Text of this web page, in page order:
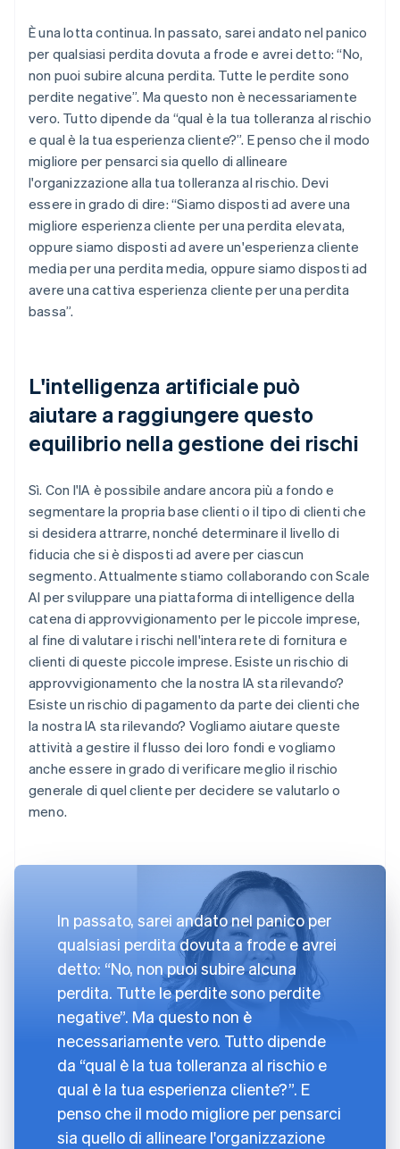
È una lotta continua. In passato, sarei andato nel panico
per qualsiasi perdita dovuta a frode e avrei detto: “No,
non puoi subire alcuna perdita. Tutte le perdite sono
perdite negative”. Ma questo non è necessariamente
vero. Tutto dipende da “qual è la tua tolleranza al rischio
e qual è la tua esperienza cliente?”. E penso che il modo
migliore per pensarci sia quello di allineare
l'organizzazione alla tua tolleranza al rischio. Devi
essere in grado di dire: “Siamo disposti ad avere una
migliore esperienza cliente per una perdita elevata,
oppure siamo disposti ad avere un'esperienza cliente
media per una perdita media, oppure siamo disposti ad
avere una cattiva esperienza cliente per una perdita
bassa”.
L'intelligenza artificiale può
aiutare a raggiungere questo
equilibrio nella gestione dei rischi
Sì. Con l'IA è possibile andare ancora più a fondo e
segmentare la propria base clienti o il tipo di clienti che
si desidera attrarre, nonché determinare il livello di
fiducia che si è disposti ad avere per ciascun
segmento. Attualmente stiamo collaborando con Scale
AI per sviluppare una piattaforma di intelligence della
catena di approvvigionamento per le piccole imprese,
al fine di valutare i rischi nell'intera rete di fornitura e
clienti di queste piccole imprese. Esiste un rischio di
approvvigionamento che la nostra IA sta rilevando?
Esiste un rischio di pagamento da parte dei clienti che
la nostra IA sta rilevando? Vogliamo aiutare queste
attività a gestire il flusso dei loro fondi e vogliamo
anche essere in grado di verificare meglio il rischio
generale di quel cliente per decidere se valutarlo o
meno.
In passato, sarei andato nel panico per
qualsiasi perdita dovuta a frode e avrei
detto: “No, non puoi subire alcuna
perdita. Tutte le perdite sono perdite
negative”. Ma questo non è
necessariamente vero. Tutto dipende
da “qual è la tua tolleranza al rischio e
qual è la tua esperienza cliente?”. E
penso che il modo migliore per pensarci
sia quello di allineare l'organizzazione